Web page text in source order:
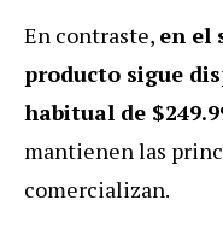
En contraste, en el
producto sigue
habitual de
mantienen las
comercializan.